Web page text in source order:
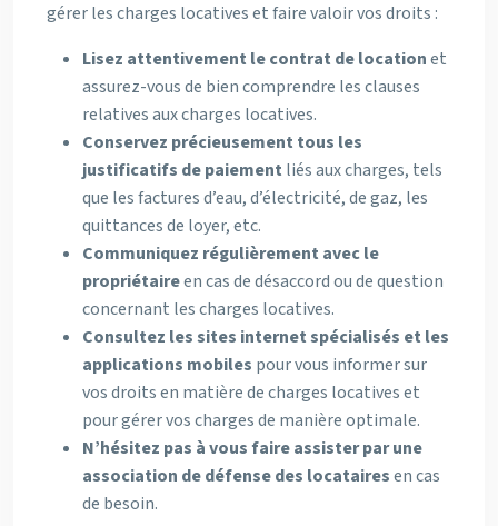
gérer les charges locatives et faire valoir vos droits :
Lisez attentivement le contrat de locationet
assurez-vous de bien comprendre les clauses
relatives aux charges locatives.
Conservez précieusement tous les
justificatifs de paiement liés aux charges, tels
que les factures d’eau, d’électricité, de gaz, les
quittances de loyer, etc.
Communiquez régulièrement avec le
propriétaireen cas de désaccord ou de question
concernant les charges locatives.
Consultez les sites internet spécialisés et les
applications mobiles pour vous informer sur
vos droits en matière de charges locatives et
pour gérer vos charges de manière optimale.
N’hésitez pas à vous faire assister par une
association de défense des locatairesen cas
de besoin.